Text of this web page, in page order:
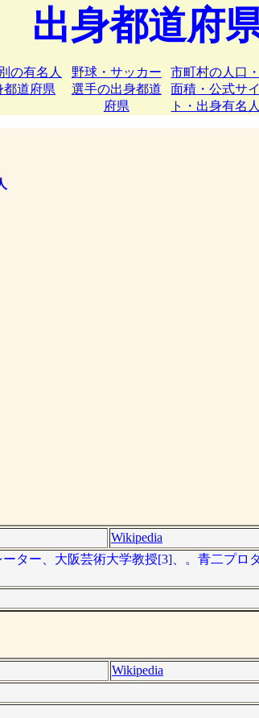
出身都道府
の有名人
都道府県
野球・サッカー
選手の出身都道
府県
市町村の人口・
面積・公式サイ
ト・出身有名人
Wikipedia
ター、大阪芸術大学教授[3]、。青二プロ
Wikipedia